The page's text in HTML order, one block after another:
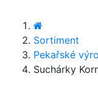
Sortiment
Pekařské
Suchárky